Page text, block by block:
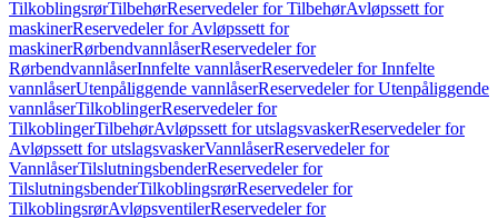
TilkoblingsrørTilbehørReservedeler for TilbehørAvløpssett for
maskinerReservedeler for Avløpssett for
maskinerRørbendvannlåserReservedeler for
RørbendvannlåserInnfelte vannlåserReservedeler for Innfelte
vannlåserUtenpåliggende vannlåserReservedeler for Utenpåliggende
vannlåserTilkoblingerReservedeler for
TilkoblingerTilbehørAvløpssett for utslagsvaskerReservedeler for
Avløpssett for utslagsvaskerVannlåserReservedeler for
VannlåserTilslutningsbenderReservedeler for
TilslutningsbenderTilkoblingsrørReservedeler for
TilkoblingsrørAvløpsventilerReservedeler for